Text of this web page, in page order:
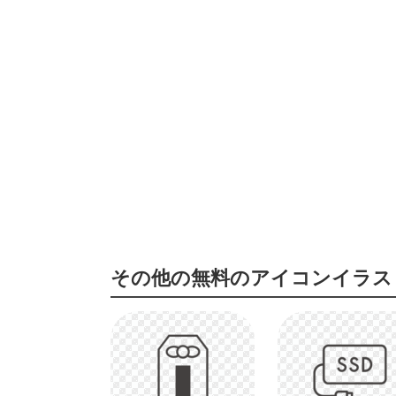
その他の無料のアイコンイラ